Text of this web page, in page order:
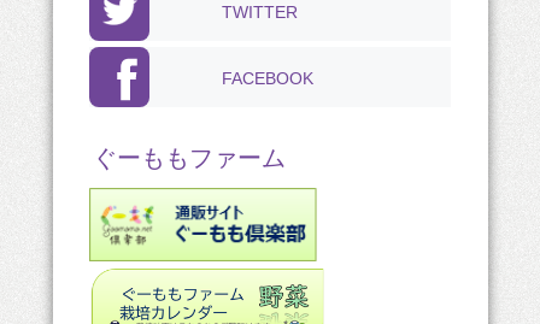
TWITTER
FACEBOOK
ぐーももファーム